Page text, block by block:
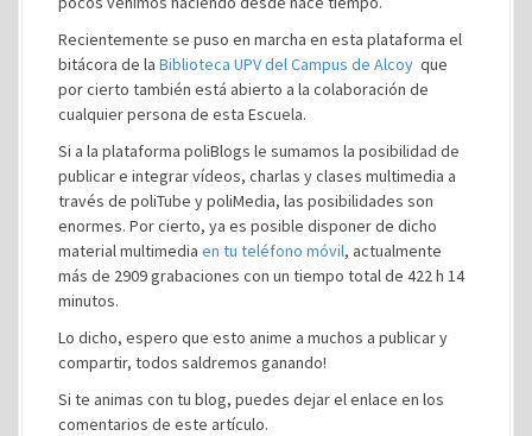
Recientemente se puso en marcha en esta plataforma el
bitácora de la Biblioteca UPV del Campus de Alcoy que
por cierto también está abierto a la colaboración de
cualquier persona de esta Escuela.
Si a la plataforma poliBlogs le sumamos la posibilidad de
publicar e integrar vídeos, charlas y clases multimedia a
través de poliTube y poliMedia, las posibilidades son
enormes. Por cierto, ya es posible disponer de dicho
material multimedia en tu teléfono móvil, actualmente
más de 2909 grabaciones con un tiempo total de 422 h 14
minutos.
Lo dicho, espero que esto anime a muchos a publicar y
compartir, todos saldremos ganando!
Si te animas con tu blog, puedes dejar el enlace en los
comentarios de este artículo.